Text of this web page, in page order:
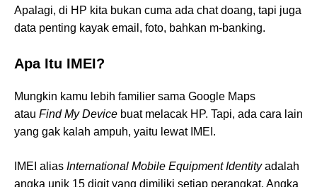
Apalagi, di HP kita bukan cuma ada chat doang, tapi juga
data penting kayak email, foto, bahkan m-banking.
Apa Itu IMEI?
Mungkin kamu lebih familier sama Google Maps
atau Find My Device buat melacak HP. Tapi, ada cara lain
yang gak kalah ampuh, yaitu lewat IMEI.
IMEI alias International Mobile Equipment Identityadalah
angka unik 15 digit yang dimiliki setiap perangkat. Angka